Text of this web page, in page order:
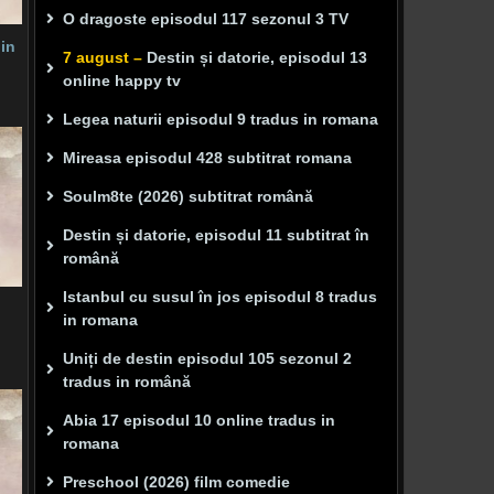
O dragoste episodul 117 sezonul 3 TV
7 august – Destin și datorie, episodul 13
online happy tv
Legea naturii episodul 9 tradus in romana
Mireasa episodul 428 subtitrat romana
Soulm8te (2026) subtitrat română
Destin și datorie, episodul 11 subtitrat în
română
Istanbul cu susul în jos episodul 8 tradus
in romana
Uniți de destin episodul 105 sezonul 2
tradus in română
Abia 17 episodul 10 online tradus in
romana
Preschool (2026) film comedie